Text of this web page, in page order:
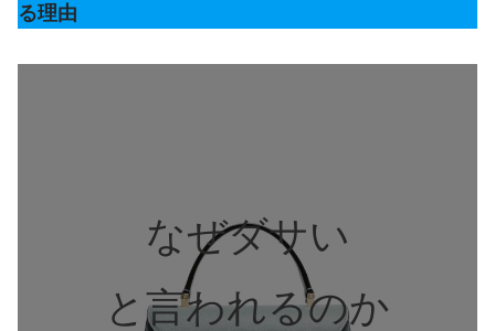
る理由
なぜダサい
と言われるのか